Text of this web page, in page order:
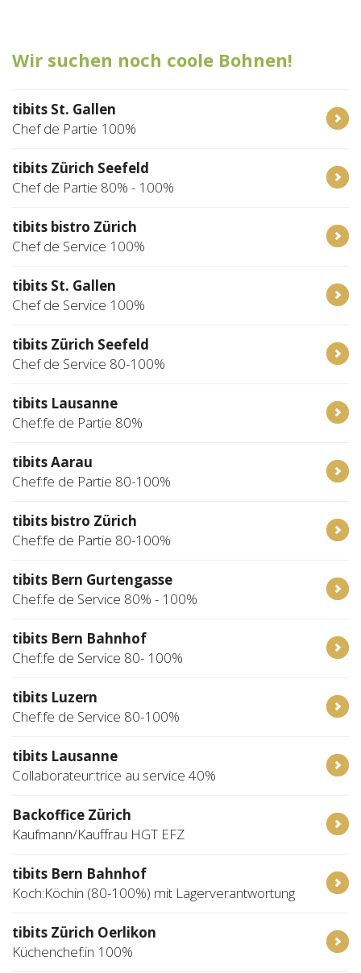
Login
Wir suchen noch coole Bohnen!
tibits St. Gallen
Chef de Partie 100%
tibits Zürich Seefeld
Chef de Partie 80% - 100%
tibits bistro Zürich
Chef de Service 100%
tibits St. Gallen
Chef de Service 100%
tibits Zürich Seefeld
Chef de Service 80-100%
tibits Lausanne
Chef:fe de Partie 80%
tibits Aarau
Chef:fe de Partie 80-100%
tibits bistro Zürich
Chef:fe de Partie 80-100%
tibits Bern Gurtengasse
Chef:fe de Service 80% - 100%
tibits Bern Bahnhof
Chef:fe de Service 80- 100%
tibits Luzern
Chef:fe de Service 80-100%
tibits Lausanne
Collaborateur:trice au service 40%
Backoffice Zürich
Kaufmann/Kauffrau HGT EFZ
tibits Bern Bahnhof
Koch:Köchin (80-100%) mit Lagerverantwortung
tibits Zürich Oerlikon
Küchenchef:in 100%